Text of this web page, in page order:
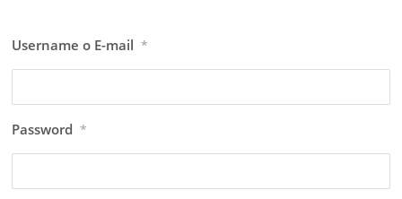
Username o E-mail *
Password *